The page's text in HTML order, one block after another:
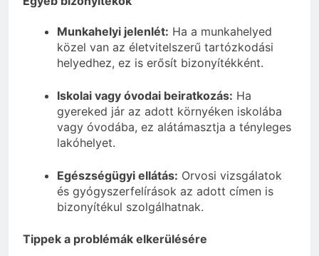
Munkahelyi jelenlét: Ha a munkahelyed
közel van az életvitelszerű tartózkodási
helyedhez, ez is erősít bizonyítékként.
Iskolai vagy óvodai beiratkozás: Ha
gyereked jár az adott környéken iskolába
vagy óvodába, ez alátámasztja a tényleges
lakóhelyet.
Egészségügyi ellátás: Orvosi vizsgálatok
és gyógyszerfelírások az adott címen is
bizonyítékul szolgálhatnak.
Tippek a problémák elkerülésére